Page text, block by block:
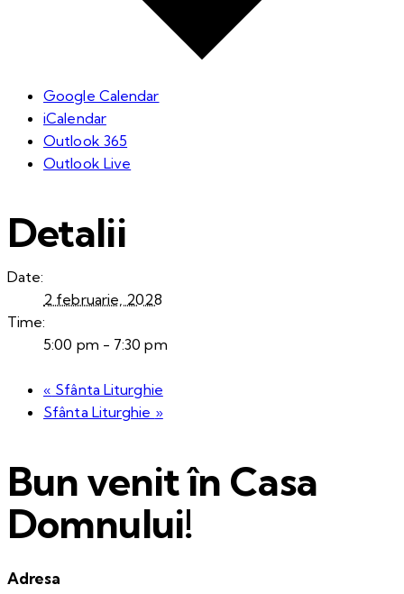
Google Calendar
iCalendar
Outlook 365
Outlook Live
Detalii
Date:
2 februarie, 2028
Time:
5:00 pm - 7:30 pm
« Sfânta Liturghie
Sfânta Liturghie »
Bun venit în Casa
Domnului!
Adresa